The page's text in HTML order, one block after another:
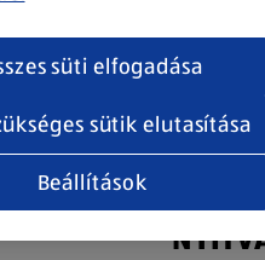
Beállítások
sütik elutasítása
süti elfogadása